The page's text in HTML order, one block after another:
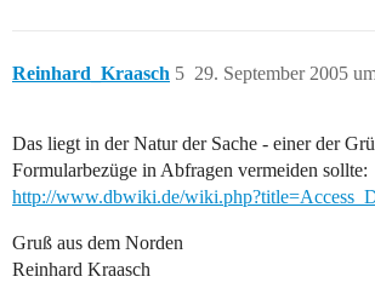
Reinhard_Kraasch 29. September 2005
5
Das liegt in der Natur der Sache - einer der
Formularbezüge in Abfragen vermeiden sollte:
http://www.dbwiki.de/
Gruß aus dem Norden
Reinhard Kraasch